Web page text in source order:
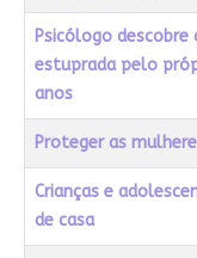
Psicólogo descobre
estuprada pelo
anos
Proteger as
Crianças e
de casa